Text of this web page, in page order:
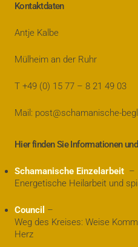
Kontaktdaten
Antje Kalbe
Mülheim an der Ruhr
T +49 (0) 15 77 – 8 21 49 03
Mail: post@schamanische-
Hier finden Sie Informationen
Schamanische Einzelarbeit –
Energetische Heilarbeit und
Council –
Weg des Kreises: Weise
Herz